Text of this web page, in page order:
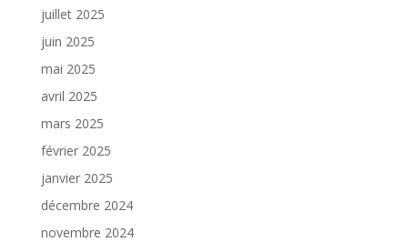
juillet 2025
juin 2025
mai 2025
avril 2025
mars 2025
février 2025
janvier 2025
décembre 2024
novembre 2024